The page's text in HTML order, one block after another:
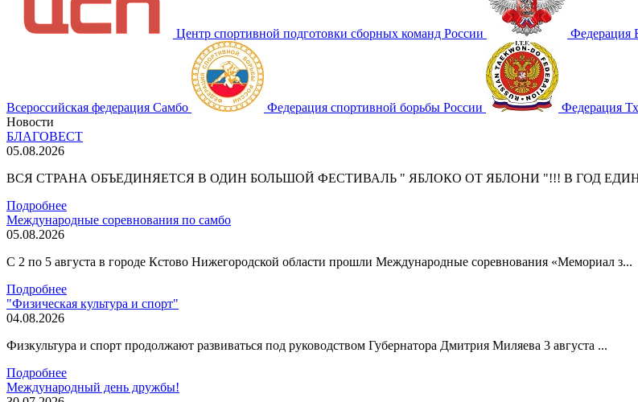
Центр спортивной подготовки сборных команд России Федерация
Всероссийская федерация Самбо Федерация спортивной борьбы России
Федерация
Новости
БЛАГОВЕСТ
05.08.2026
ВСЯ СТРАНА ОБЪЕДИНЯЕТСЯ В ОДИН БОЛЬШОЙ ФЕСТИВАЛЬ " ЯБЛОКО ОТ ЯБЛОНИ "!!! В ГОД
Подробнее
Международные соревнования по самбо
05.08.2026
С 2 по 5 августа в городе Кстово Нижегородской области прошли Международные соревнования «Мемориал з...
Подробнее
"Физическая культура и спорт"
04.08.2026
Физкультура и спорт продолжают развиваться под руководством Губернатора Дмитрия Миляева 3 августа ...
Подробнее
Международный день дружбы!